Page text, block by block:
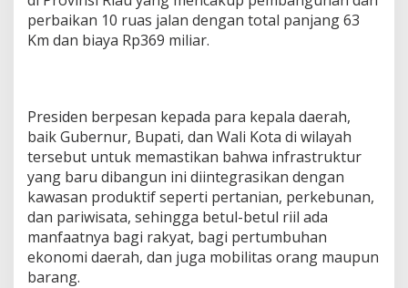
perbaikan 10 ruas jalan dengan total panjang 63
Km dan biaya Rp369 miliar.
Presiden berpesan kepada para kepala daerah,
baik Gubernur, Bupati, dan Wali Kota di wilayah
tersebut untuk memastikan bahwa infrastruktur
yang baru dibangun ini diintegrasikan dengan
kawasan produktif seperti pertanian, perkebunan,
dan pariwisata, sehingga betul-betul riil ada
manfaatnya bagi rakyat, bagi pertumbuhan
ekonomi daerah, dan juga mobilitas orang maupun
barang.